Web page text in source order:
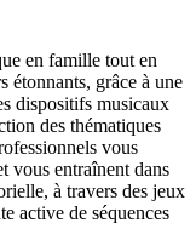
en famille tout en
étonnants, grâce à une
dispositifs musicaux
des thématiques
vous
vous entraînent dans
à travers des jeux
active de séquences